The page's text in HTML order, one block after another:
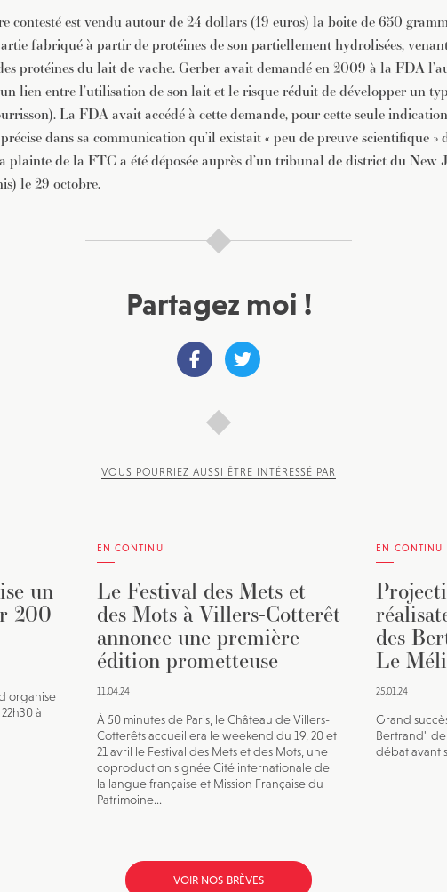
contesté est vendu autour de 24 dollars (19 euros) la boite de 650
fabriqué à partir de protéines de son partiellement hydrolisées,
protéines du lait de vache. Gerber avait demandé en 2009 à la FDA
lien entre l’utilisation de son lait et le risque réduit de développer un
La FDA avait accédé à cette demande, pour cette seule
dans sa communication qu’il existait « peu de preuve scientifique »
plainte de la FTC a été déposée auprès d’un tribunal de district du New
le 29 octobre.
Partagez moi !
VOUS POURRIEZ AUSSI ÊTRE INTÉRESSÉ PAR
un
200
organise
à
EN CONTINU
Le Festival des Mets et
des Mots à Villers-Cotterêt
annonce une première
édition prometteuse
11.04.24
À 50 minutes de Paris, le Château de Villers-
Cotterêts accueillera le weekend du 19, 20 et
21 avril le Festival des Mets et des Mots, une
coproduction signée Cité internationale de
la langue française et Mission Française du
Patrimoine...
EN CONTINU
des
Le
25.01.24
Grand
Bertrand"
débat avant
VOIR NOS BRÈVES